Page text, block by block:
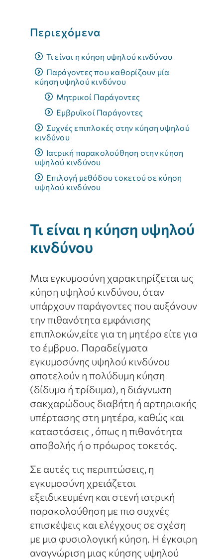
Κλείστε Ραντεβού
Περιεχόμενα
Τι είναι η κύηση υψηλού κινδύνου
Παράγοντες που καθορίζουν μία
κύηση υψηλού κινδύνου
Μητρικοί Παράγοντες
Εμβρυϊκοί Παράγοντες
Συχνές επιπλοκές στην κύηση υψηλού
κινδύνου
Ιατρική παρακολούθηση στην κύηση
υψηλού κινδύνου
Επιλογή μεθόδου τοκετού σε κύηση
υψηλού κινδύνου
Τι είναι η κύηση υψηλού
κινδύνου
Μια εγκυμοσύνη χαρακτηρίζεται ως
κύηση υψηλού κινδύνου, όταν
υπάρχουν παράγοντες που αυξάνουν
την πιθανότητα εμφάνισης
επιπλοκών,είτε για τη μητέρα είτε για
το έμβρυο. Παραδείγματα
εγκυμοσύνης υψηλού κινδύνου
αποτελούν η πολύδυμη κύηση
(δίδυμα ή τρίδυμα), η διάγνωση
σακχαρώδους διαβήτη ή αρτηριακής
υπέρτασης στη μητέρα, καθώς και
καταστάσεις , όπως η πιθανότητα
αποβολής ή ο πρόωρος τοκετός.
Σε αυτές τις περιπτώσεις, η
εγκυμοσύνη χρειάζεται
εξειδικευμένη και στενή ιατρική
παρακολούθηση με πιο συχνές
επισκέψεις και ελέγχους σε σχέση
με μια φυσιολογική κύηση. Η έγκαιρη
αναγνώριση μιας κύησης υψηλού